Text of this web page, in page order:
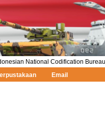
National Codification Bureau
Email